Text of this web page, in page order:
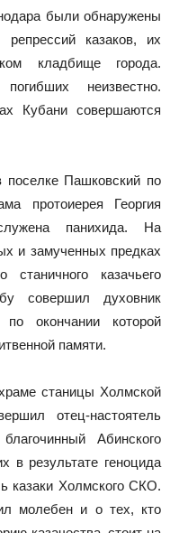
были обнаружены
казаков, их
кладбище города.
неизвестно.
Кубани совершаются
поселке Пашковский по
протоиерея Георгия
панихида. На
и замученных предках
станичного казачьего
совершил духовник
окончании которой
памяти.
станицы Холмской
отец-настоятель
Абинского
в результате геноцида
казаки Холмского СКО.
молебен и о тех, кто